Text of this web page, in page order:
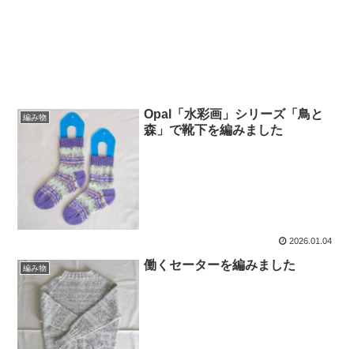
編み物
Opal「水彩画」シリーズ「鳥と
森」で靴下を編みました
2026.01.04
編み物 働くセーターを編みました